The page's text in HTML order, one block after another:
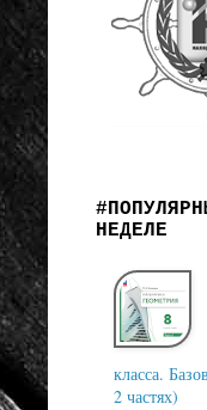
НЕДЕЛЕ
класса.
2 частях)